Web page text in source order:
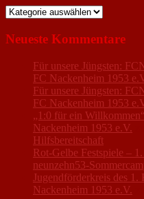
Kategorien
Neueste Kommentare
Für unsere Jüngsten:
FC Nackenheim 1953
Für unsere Jüngsten:
FC Nackenheim 1953
„1:0 für ein
Nackenheim 1953 e.V.
Hilfsbereitschaft
Rot-Gelbe Festspiele –
neunzehn53-
Jugendförderkreis des
Nackenheim 1953 e.V.